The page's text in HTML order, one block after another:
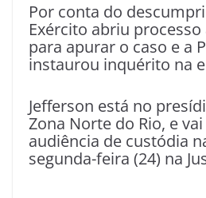
Por conta do
Exército abriu
para apurar o caso e a
instaurou inquérito na
Jefferson está no
Zona Norte do Rio, e
audiência de custódia
segunda-feira (24) na